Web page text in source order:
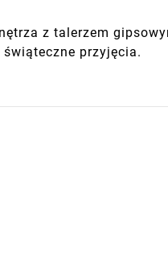
z talerzem
przyjęcia.